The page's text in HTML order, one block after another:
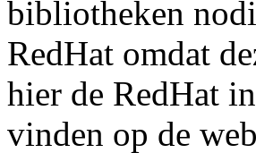
bibliotheken
RedHat omdat
hier de RedHat
vinden op de